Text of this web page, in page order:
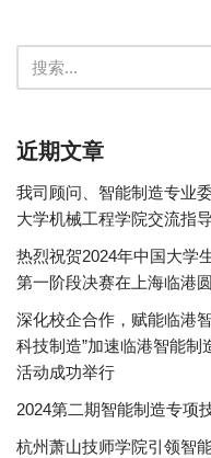
近期文章
我司顾问、智能制造专业
大学机械工程学院交流指导
热烈祝贺2024年中国大学
第一阶段决赛在上海临港
深化校企合作，赋能临港
科技制造”加速临港智能
活动成功举行
2024第二期智能制造专项
杭州萧山技师学院引领智